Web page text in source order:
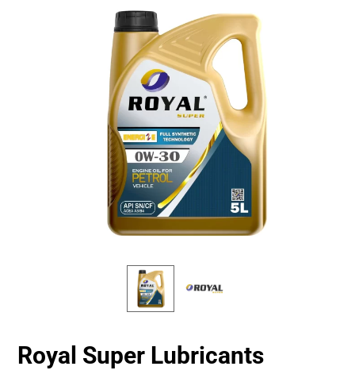
Royal Super Lubricants